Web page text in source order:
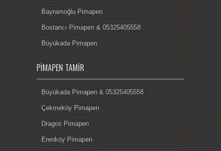
Bayramoğlu Pimapen
Bostancı Pimapen & 05325405558
Büyükada Pimapen
PIMAPEN TAMIR
Büyükada Pimapen & 05325405558
Çekmeköy Pimapen
Dragos Pimapen
Erenköy Pimapen